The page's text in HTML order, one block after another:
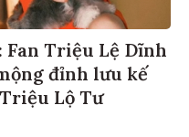
Triệu Lệ Dĩnh
đỉnh lưu kế
Lộ Tư